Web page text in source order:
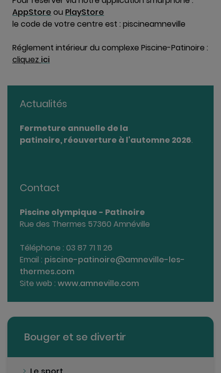
AppStore ou PlayStore
le code de votre centre est : piscineamneville
Réglement intérieur du complexe Piscine-Patinoire :
cliquez ici
Actualités
Fermeture annuelle de la
patinoire, réouverture à l'automne 2026.
Contact
Piscine olympique - Patinoire
Rue des Thermes 57360 Amnéville
Téléphone : 03 87 71 11 26
Email : piscine-patinoire@amneville-les-
thermes.com
Site web : www.amneville.com
Bouger et se divertir